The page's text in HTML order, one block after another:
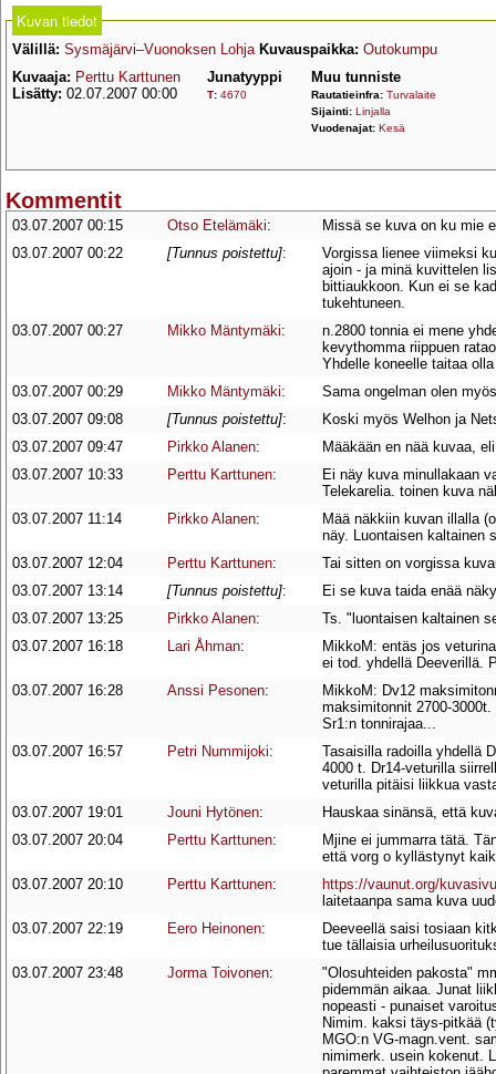
Kuvan tiedot
Välillä: Sysmäjärvi–Vuonoksen Lohja Kuvauspaikka: Outokumpu
Kuvaaja: Perttu Karttunen
Lisätty: 02.07.2007 00:00
Junatyyppi
T: 4670
Muu tunniste
Rautatieinfra: Turvalaite
Sijainti: Linjalla
Vuodenajat: Kesä
Kommentit
03.07.2007 00:15 Otso Etelämäki:
Missä se kuva on ku mie
03.07.2007 00:22
[Tunnus poistettu]:
Vorgissa lienee viimeksi
ajoin - ja minä kuvittelen
bittiaukkoon. Kun ei se
tukehtuneen.
03.07.2007 00:27
Mikko Mäntymäki:
n.2800 tonnia ei mene
kevythomma riippuen
Yhdelle koneelle taitaa
03.07.2007 00:29
Mikko Mäntymäki:
Sama ongelman olen
03.07.2007 09:08
[Tunnus poistettu]:
Koski myös Welhon ja
03.07.2007 09:47
Pirkko Alanen:
Määkään en nää kuvaa,
03.07.2007 10:33
Perttu Karttunen:
Ei näy kuva minullakaan
Telekarelia. toinen kuva
03.07.2007 11:14
Pirkko Alanen:
Mää näkkiin kuvan illalla
näy. Luontaisen kaltainen
03.07.2007 12:04
Perttu Karttunen:
Tai sitten on vorgissa
03.07.2007 13:14
[Tunnus poistettu]:
Ei se kuva taida enää
03.07.2007 13:25
Pirkko Alanen:
Ts. "luontaisen kaltainen
03.07.2007 16:18
Lari Åhman:
MikkoM: entäs jos
ei tod. yhdellä Deeverillä.
03.07.2007 16:28
Anssi Pesonen:
MikkoM: Dv12
maksimitonnit 2700-
Sr1:n tonnirajaa...
03.07.2007 16:57
Petri Nummijoki:
Tasaisilla radoilla yhdellä
4000 t. Dr14-veturilla
veturilla pitäisi liikkua
03.07.2007 19:01
Jouni Hytönen:
Hauskaa sinänsä, että
03.07.2007 20:04
Perttu Karttunen:
Mjine ei jummarra tätä.
että vorg o kyllästynyt
03.07.2007 20:10
Perttu Karttunen:
https://vaunut.org/
laitetaanpa sama kuva
03.07.2007 22:19
Eero Heinonen:
Deeveellä saisi tosiaan
tue tällaisia
03.07.2007 23:48
Jorma Toivonen:
"Olosuhteiden pakosta"
pidemmän aikaa. Junat
nopeasti - punaiset
Nimim. kaksi täys-pitkää
MGO:n VG-magn.vent.
nimimerk. usein kokenut.